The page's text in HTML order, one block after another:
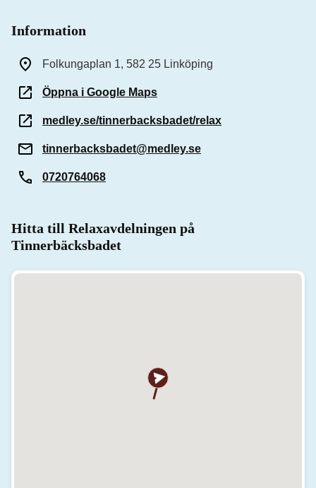
Information
Folkungaplan 1, 582 25 Linköping
Öppna i Google Maps
medley.se/tinnerbacksbadet/relax
tinnerbacksbadet@medley.se
0720764068
Hitta till Relaxavdelningen på
Tinnerbäcksbadet